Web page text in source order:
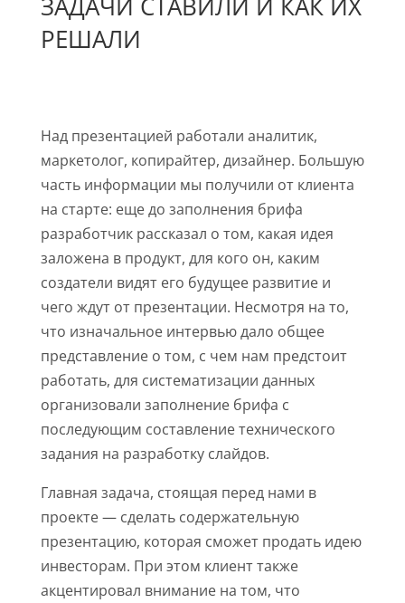
РЕШАЛИ
Над презентацией работали аналитик,
маркетолог, копирайтер, дизайнер. Большую
часть информации мы получили от клиента
на старте: еще до заполнения брифа
разработчик рассказал о том, какая идея
заложена в продукт, для кого он, каким
создатели видят его будущее развитие и
чего ждут от презентации. Несмотря на то,
что изначальное интервью дало общее
представление о том, с чем нам предстоит
работать, для систематизации данных
организовали заполнение брифа с
последующим составление технического
задания на разработку слайдов.
Главная задача, стоящая перед нами в
проекте — сделать содержательную
презентацию, которая сможет продать идею
инвесторам. При этом клиент также
акцентировал внимание на том, что